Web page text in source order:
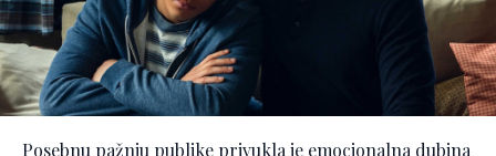
Posebnu pažnju publike privukla je emocionalna dubina